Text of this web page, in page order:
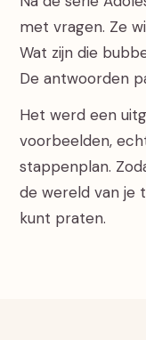
met vragen. Ze
Wat zijn die
De antwoorden
Het werd een
voorbeelden,
stappenplan.
de wereld van je
kunt praten.